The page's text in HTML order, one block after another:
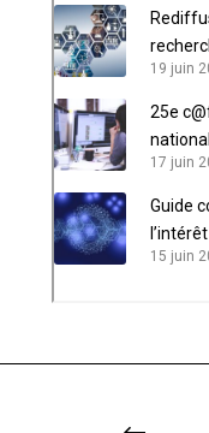
19 juin
25e
17 juin
Guide
15 juin